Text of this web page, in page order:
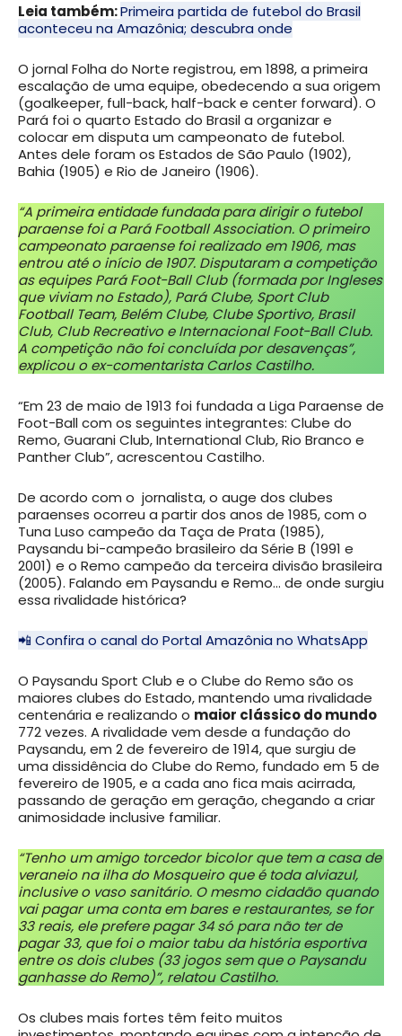
Leia também:Primeira partida de futebol do Brasil
aconteceu na Amazônia; descubra onde
O jornal Folha do Norte registrou, em 1898, a primeira
escalação de uma equipe, obedecendo a sua origem
(goalkeeper, full-back, half-back e center forward). O
Pará foi o quarto Estado do Brasil a organizar e
colocar em disputa um campeonato de futebol.
Antes dele foram os Estados de São Paulo (1902),
Bahia (1905) e Rio de Janeiro (1906).
“A primeira entidade fundada para dirigir o futebol
paraense foi a Pará Football Association. O primeiro
campeonato paraense foi realizado em 1906, mas
entrou até o início de 1907. Disputaram a competição
as equipes Pará Foot-Ball Club (formada por Ingleses
que viviam no Estado), Pará Clube, Sport Club
Football Team, Belém Clube, Clube Sportivo, Brasil
Club, Club Recreativo e Internacional Foot-Ball Club.
A competição não foi concluída por desavenças”,
explicou o ex-comentarista Carlos Castilho.
“Em 23 de maio de 1913 foi fundada a Liga Paraense de
Foot-Ball com os seguintes integrantes: Clube do
Remo, Guarani Club, International Club, Rio Branco e
Panther Club”, acrescentou Castilho.
De acordo com o jornalista, o auge dos clubes
paraenses ocorreu a partir dos anos de 1985, com o
Tuna Luso campeão da Taça de Prata (1985),
Paysandu bi-campeão brasileiro da Série B (1991 e
2001) e o Remo campeão da terceira divisão brasileira
(2005). Falando em Paysandu e Remo… de onde surgiu
essa rivalidade histórica?
📲 Confira o canal do Portal Amazônia no WhatsApp
O Paysandu Sport Club e o Clube do Remo são os
maiores clubes do Estado, mantendo uma rivalidade
centenária e realizando o maior clássico do mundo
772 vezes. A rivalidade vem desde a fundação do
Paysandu, em 2 de fevereiro de 1914, que surgiu de
uma dissidência do Clube do Remo, fundado em 5 de
fevereiro de 1905, e a cada ano fica mais acirrada,
passando de geração em geração, chegando a criar
animosidade inclusive familiar.
“Tenho um amigo torcedor bicolor que tem a casa de
veraneio na ilha do Mosqueiro que é toda alviazul,
inclusive o vaso sanitário. O mesmo cidadão quando
vai pagar uma conta em bares e restaurantes, se for
33 reais, ele prefere pagar 34 só para não ter de
pagar 33, que foi o maior tabu da história esportiva
entre os dois clubes (33 jogos sem que o Paysandu
ganhasse do Remo)”, relatou Castilho.
Os clubes mais fortes têm feito muitos